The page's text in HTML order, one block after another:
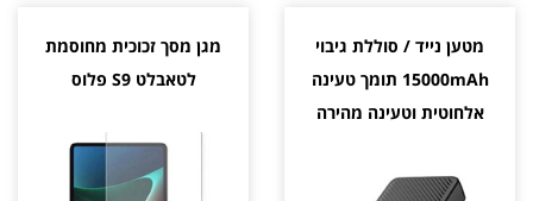
מטען נייד / סוללת גיבוי
15000mAh תומך טעינה
אלחוטית וטעינה מהירה
מגן מסך זכוכית מחוסמת
לטאבלט S9 פלוס